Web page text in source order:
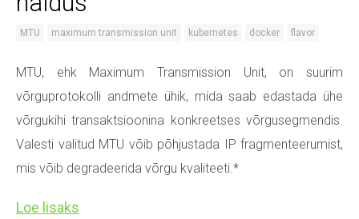
MTU maximum transmission unit kubernetes docker flavor
MTU, ehk Maximum Transmission Unit, on suurim
võrguprotokolli andmete ühik, mida saab edastada ühe
võrgukihi transaktsioonina konkreetses võrgusegmendis.
Valesti valitud MTU võib põhjustada IP fragmenteerumist,
mis võib degradeerida võrgu kvaliteeti.*
Loe lisaks